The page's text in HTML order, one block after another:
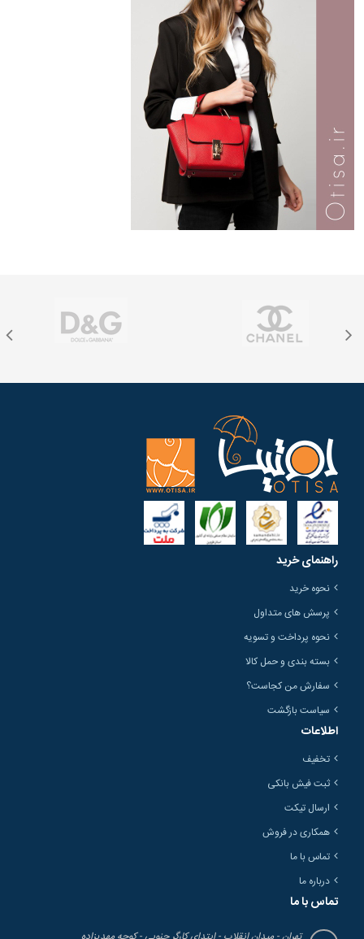
راهنمای خرید
نحوه خرید
پرسش های متداول
نحوه پرداخت و تسویه
بسته بندی و حمل کالا
سفارش من کجاست؟
سیاست بازگشت
اطلاعات
تخفیف
ثبت فیش بانکی
ارسال تیکت
همکاری در فروش
تماس با ما
درباره ما
تماس با ما